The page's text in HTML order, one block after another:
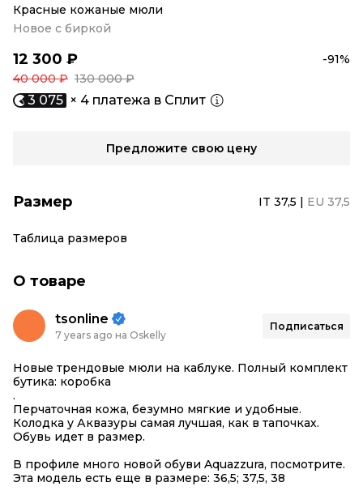
Красные кожаные мюли
Новое с биркой
12 300 ₽
-91%
40 000 ₽ 130 000 ₽
3 075 × 4 платежа в Сплит
Предложите свою цену
Размер IT 37,5 | EU 37,5
Таблица размеров
О товаре
tsonline
7 years ago на Oskelly
Подписаться
Новые трендовые мюли на каблуке. Полный комплект
бутика: коробка
.
Перчаточная кожа, безумно мягкие и удобные.
Колодка у Аквазуры самая лучшая, как в тапочках.
Обувь идет в размер.
В профиле много новой обуви Aquazzura, посмотрите.
Эта модель есть еще в размере: 36,5; 37,5, 38